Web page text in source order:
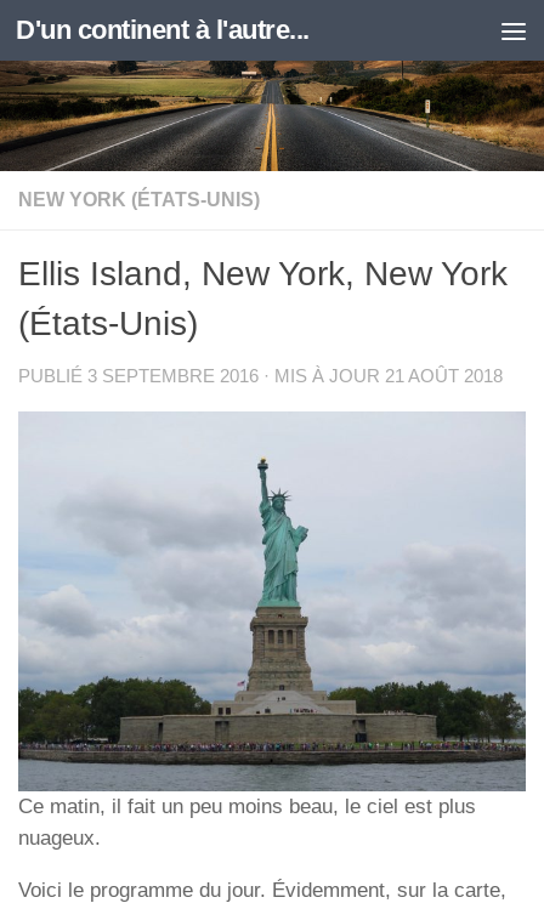
Skip to content
D'un continent à l'autre...
NEW YORK (ÉTATS-UNIS)
Ellis Island, New York, New York
(États-Unis)
PUBLIÉ 3 SEPTEMBRE 2016 · MIS À JOUR 21 AOÛT 2018
Ce matin, il fait un peu moins beau, le ciel est plus
nuageux.
Voici le programme du jour. Évidemment, sur la carte,